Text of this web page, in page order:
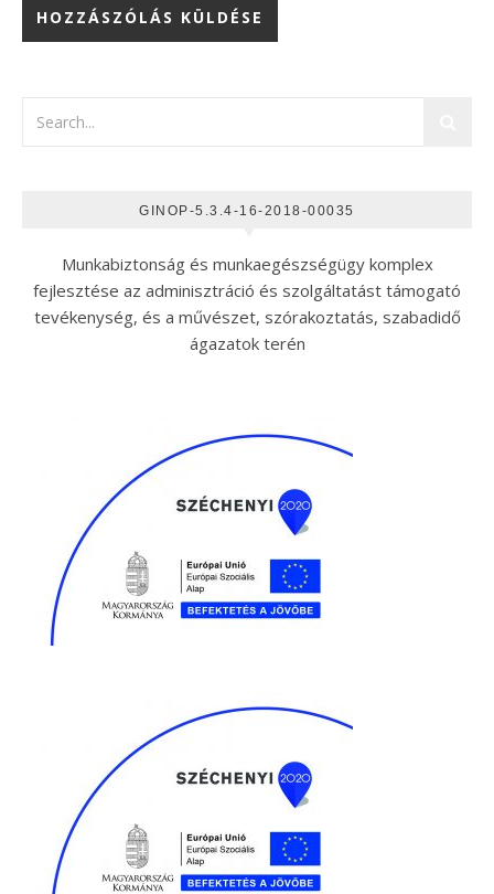
GINOP-5.3.4-16-2018-00035
Munkabiztonság és munkaegészségügy komplex
fejlesztése az adminisztráció és szolgáltatást támogató
tevékenység, és a művészet, szórakoztatás, szabadidő
ágazatok terén